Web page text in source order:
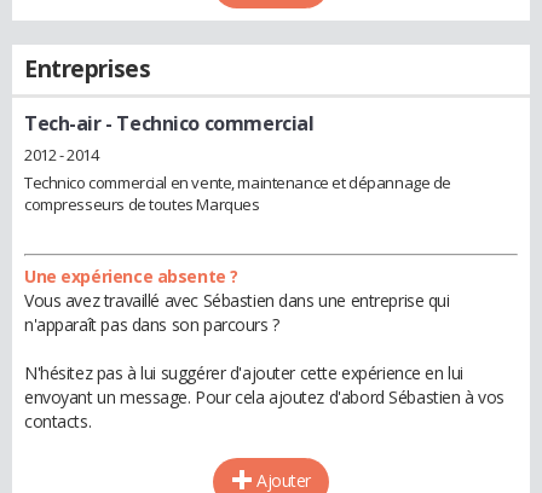
Entreprises
Tech-air- Technico commercial
2012 - 2014
Technico commercial en vente, maintenance et dépannage de
compresseurs de toutes Marques
Une expérience absente ?
Vous avez travaillé avec Sébastien dans une entreprise qui
n'apparaît pas dans son parcours ?
N'hésitez pas à lui suggérer d'ajouter cette expérience en lui
envoyant un message. Pour cela ajoutez d'abord Sébastien à vos
contacts.
Ajouter